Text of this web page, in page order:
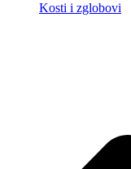
Kosti i zglobovi